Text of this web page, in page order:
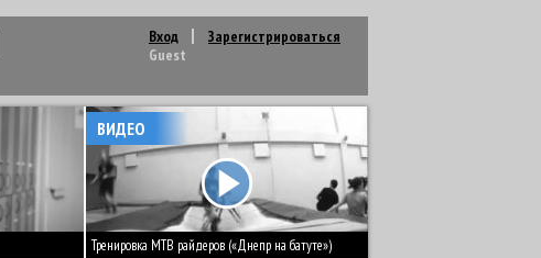
Вход
Зарегистрироваться
Guest
Тренировка MTB райдеров («Днепр на батуте»)
ВИДЕО